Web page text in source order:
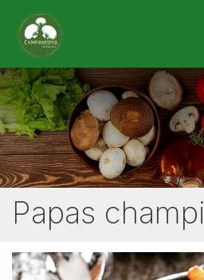
Papas champi